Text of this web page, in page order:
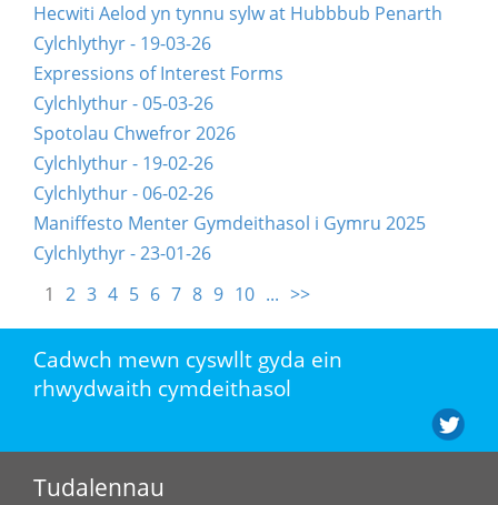
Hecwiti Aelod yn tynnu sylw at Hubbbub Penarth
Cylchlythyr - 19-03-26
Expressions of Interest Forms
Cylchlythur - 05-03-26
Spotolau Chwefror 2026
Cylchlythur - 19-02-26
Cylchlythur - 06-02-26
Maniffesto Menter Gymdeithasol i Gymru 2025
Cylchlythyr - 23-01-26
1 2 3 4 5 6 7 8 9 10 ... >>
Cadwch mewn cyswllt gyda ein
rhwydwaith cymdeithasol
Tudalennau